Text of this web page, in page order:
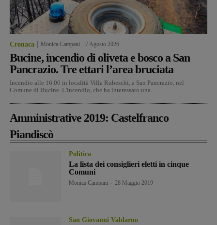
Cronaca Monica Campani 7 Agosto 2026
Bucine, incendio di oliveta e bosco a San
Pancrazio. Tre ettari l’area bruciata
Incendio alle 16.00 in località Villa Rubeschi, a San Pancrazio, nel
Comune di Bucine. L'incendio, che ha interessato una...
Amministrative 2019: Castelfranco
Piandiscò
Politica
La lista dei consiglieri eletti in cinque
Comuni
Monica Campani 28 Maggio 2019
San Giovanni Valdarno